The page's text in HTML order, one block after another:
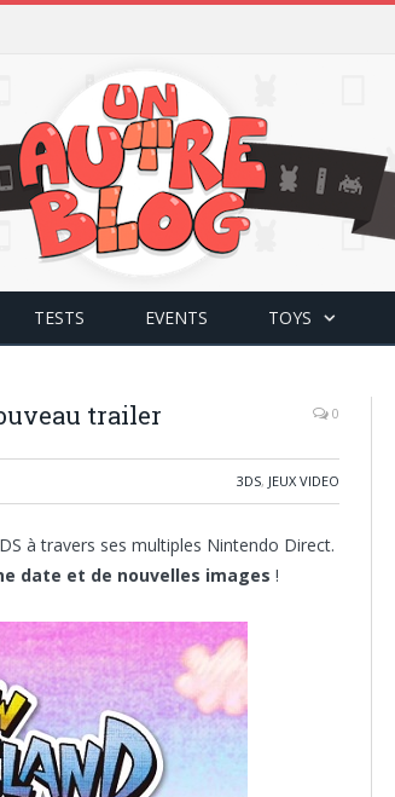
TESTS EVENTS TOYS
trailer 0
3DS, JEUX VIDEO
à travers ses multiples Nintendo Direct.
date et de nouvelles images !